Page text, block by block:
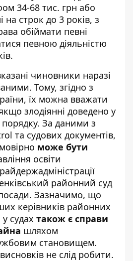
34-68 тис. грн або
строк до 3 років, з
обіймати певні
певною діяльністю
чиновники наразі
Тому, згідно з
їх можна вважати
злодіянні доведено у
порядку. За даними з
та судових документів,
може бути
освіти
районний суд
Зазначимо, що
керівників районних
судах також є справи
шляхом
становищем.
не слід робити.